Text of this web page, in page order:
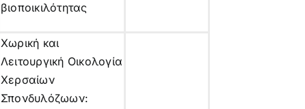
βιοποικιλότητας
Χωρική και
Λειτουργική Οικολογία
Χερσαίων
Σπονδυλόζωων: